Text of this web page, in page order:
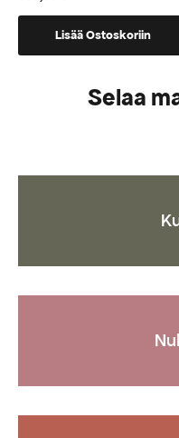
Lisää Ostoskoriin
Selaa